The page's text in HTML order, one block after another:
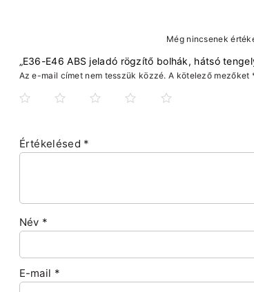
Még nincsenek
„E36-E46 ABS jeladó rögzítő bolhák, hátsó
Az e-mail címet nem tesszük közzé. A kötelező mezőket
Értékelésed *
Név *
E-mail *